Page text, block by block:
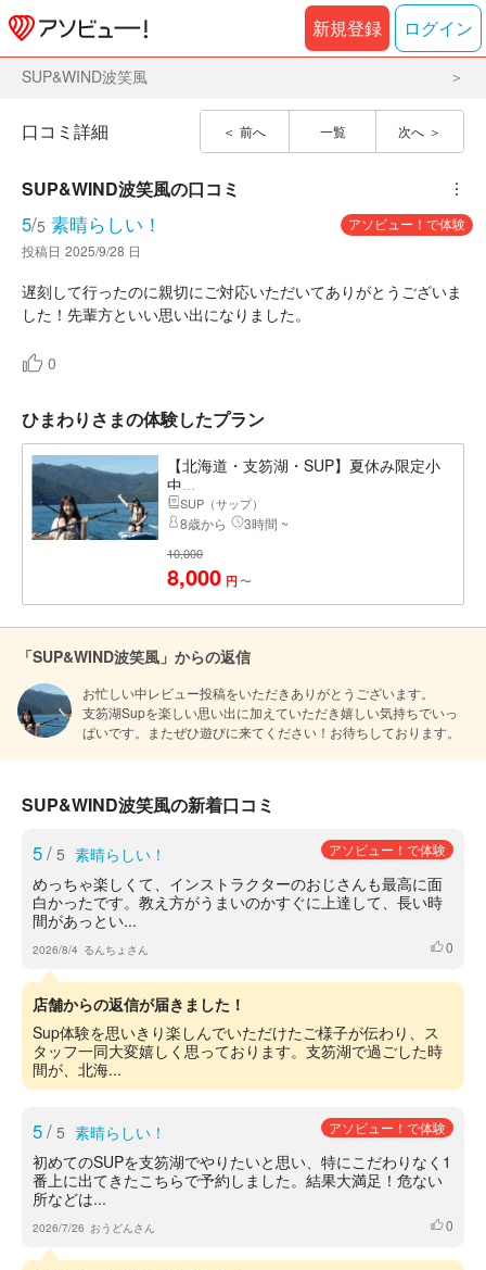
新規登録 ログイン
SUP&WIND波笑風
前へ 一覧 次へ
口コミ詳細
SUP&WIND波笑風の口コミ ︙
5/5 素晴らしい！
アソビュー！で体験
投稿日 2025/9/28 日
遅刻して行ったのに親切にご対応いただいてありがとうございま
した！先輩方といい思い出になりました。
0
ひまわりさまの体験したプラン
【北海道・支笏湖・SUP】夏休み限定小
中...
SUP（サップ）
8歳から 3時間 ~
10,000
8,000 円 〜
「SUP&WIND波笑風」からの返信
お忙しい中レビュー投稿をいただきありがとうございます。
支笏湖Supを楽しい思い出に加えていただき嬉しい気持ちでいっ
ぱいです。またぜひ遊びに来てください！お待ちしております。
SUP&WIND波笑風の新着口コミ
5/ 5 素晴らしい！ アソビュー！で体験
めっちゃ楽しくて、インストラクターのおじさんも最高に面
白かったです。教え方がうまいのかすぐに上達して、長い時
間があっとい...
2026/8/4 るんちょさん いいね
0
店舗からの返信が届きました！
Sup体験を思いきり楽しんでいただけたご様子が伝わり、ス
タッフ一同大変嬉しく思っております。支笏湖で過ごした時
間が、北海...
5/ 5 素晴らしい！ アソビュー！で体験
初めてのSUPを支笏湖でやりたいと思い、特にこだわりなく1
番上に出てきたこちらで予約しました。結果大満足！危ない
所などは...
2026/7/26 おうどんさん いいね
0